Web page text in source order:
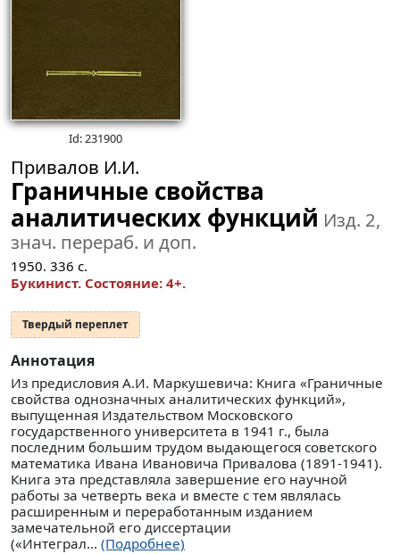
Id: 231900
Привалов И.И.
Граничные свойства
аналитических функций Изд. 2,
знач. перераб. и доп.
1950. 336 с.
Букинист. Состояние: 4+.
Твердый переплет
Аннотация
Из предисловия А.И. Маркушевича: Книга «Граничные
свойства однозначных аналитических функций»,
выпущенная Издательством Московского
государственного университета в 1941 г., была
последним большим трудом выдающегося советского
математика Ивана Ивановича Привалова (1891-1941).
Книга эта представляла завершение его научной
работы за четверть века и вместе с тем являлась
расширенным и переработанным изданием
замечательной его диссертации
(«Интеграл... (Подробнее)